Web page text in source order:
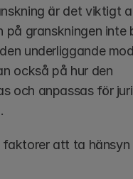
är det viktigt
på granskningen inte
underliggande
också på hur den
och anpassas för
faktorer att ta hänsyn